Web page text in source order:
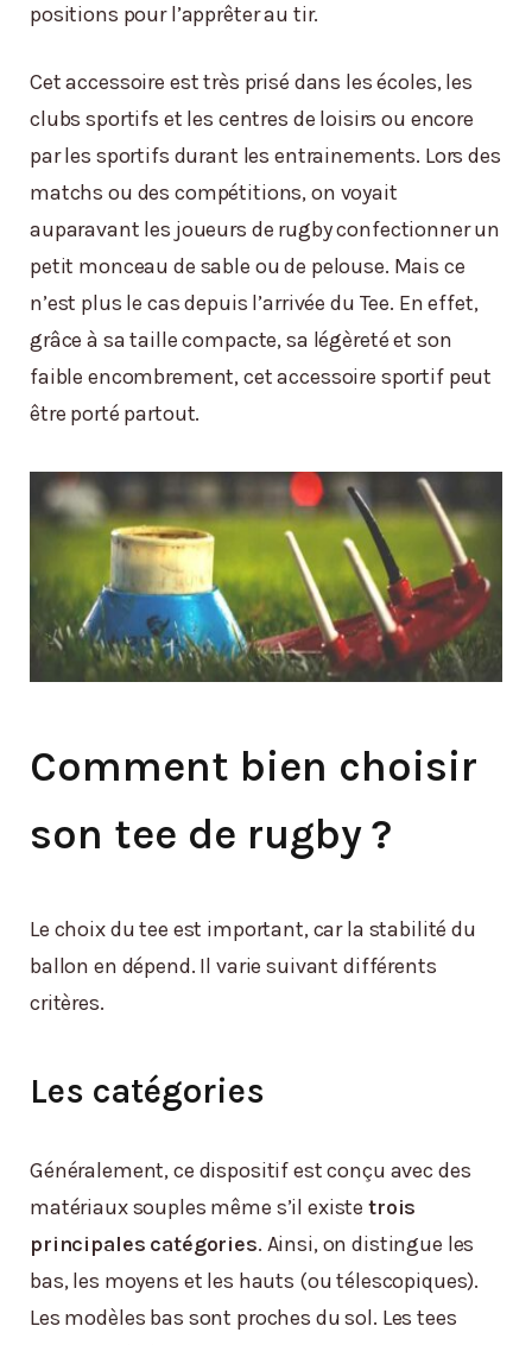
positions pour l’apprêter au tir.
Cet accessoire est très prisé dans les écoles, les
clubs sportifs et les centres de loisirs ou encore
par les sportifs durant les entrainements. Lors des
matchs ou des compétitions, on voyait
auparavant les joueurs de rugby confectionner un
petit monceau de sable ou de pelouse. Mais ce
n’est plus le cas depuis l’arrivée du Tee. En effet,
grâce à sa taille compacte, sa légèreté et son
faible encombrement, cet accessoire sportif peut
être porté partout.
Comment bien choisir
son tee de rugby ?
Le choix du tee est important, car la stabilité du
ballon en dépend. Il varie suivant différents
critères.
Les catégories
Généralement, ce dispositif est conçu avec des
matériaux souples même s’il existe trois
principales catégories. Ainsi, on distingue les
bas, les moyens et les hauts (ou télescopiques).
Les modèles bas sont proches du sol. Les tees